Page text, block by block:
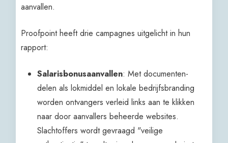
aanvallen.
Proofpoint heeft drie campagnes uitgelicht in hun
rapport:
Salarisbonusaanvallen: Met documenten-
delen als lokmiddel en lokale bedrijfsbranding
worden ontvangers verleid links aan te klikken
naar door aanvallers beheerde websites.
Slachtoffers wordt gevraagd "veilige